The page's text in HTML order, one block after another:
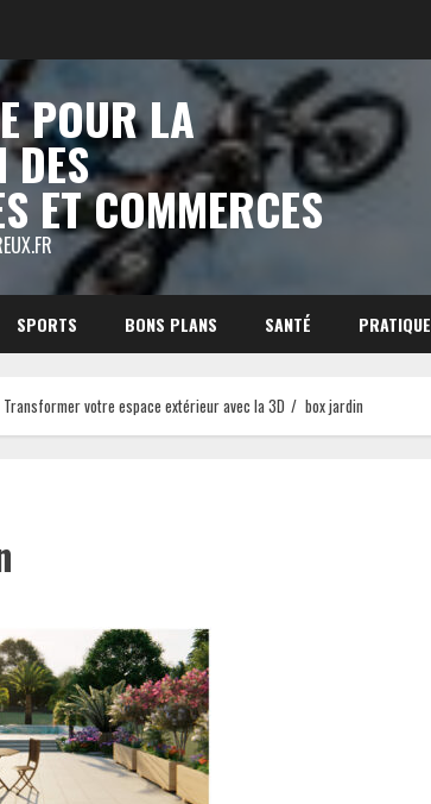
POUR LA
DES
ET COMMERCES
SPORTS BONS PLANS SANTÉ PRATIQUE
votre espace extérieur avec la 3D box jardin